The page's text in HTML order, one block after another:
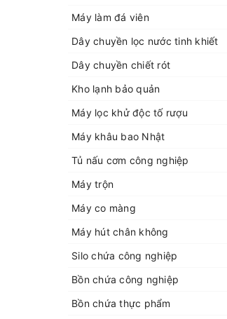
Máy làm đá viên
Dây chuyền lọc nước tinh khiết
Dây chuyền chiết rót
Kho lạnh bảo quản
Máy lọc khử độc tố rượu
Máy khâu bao Nhật
Tủ nấu cơm công nghiệp
Máy trộn
Máy co màng
Máy hút chân không
Silo chứa công nghiệp
Bồn chứa công nghiệp
Bồn chứa thực phẩm